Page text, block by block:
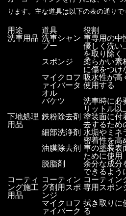
ります。主な道具は以下の表の通りで
用途 道具
役割
洗車用品 洗車シャン
プー
車専用の中
優しく洗い
を取り除く
スポンジ
柔らかい素
に傷をつけ
マイクロフ
ァイバータ
オル
吸水性が高
使用する
バケツ
洗車時に必
リットル以
下地処理
用品
鉄粉除去剤 塗装面に付
去するため
細部洗浄剤 水垢やミネ
密着性を高
油膜除去剤 車の塗装表
ために使用
脱脂剤
余分な成分
できるよう
コーティ
ング施工
用品
コーティン
グ剤用スポ
ンジ
コーティン
専用スポン
マイクロフ
ァイバーク
拭き取りに
る